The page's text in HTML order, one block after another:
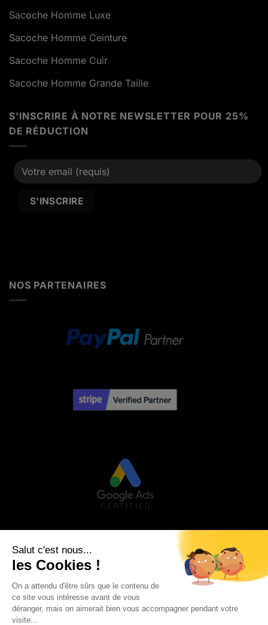
Sacoche Homme Luxe
Sacoche Homme Ceinture
Sacoche Homme Cuir
Sacoche Homme Grande Taille
S'INSCRIRE À NOTRE NEWSLETTER POUR 25%
DE RÉDUCTION
NOS PARTENAIRES
Visa PayPal Stripe MasterCard
Maestro